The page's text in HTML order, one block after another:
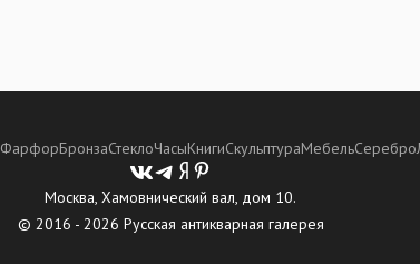
ФарфорБронзаСтеклоЧасыКнигиСкульптураМебельСеребро
Москва, Хамовнический вал, дом 10.
© 2016 - 2026 Русская антикварная галерея